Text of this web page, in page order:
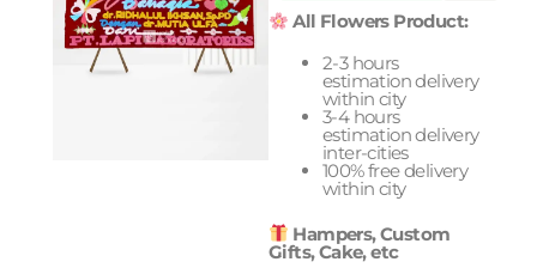
All Flowers Product:
2-3 hours
estimation delivery
within city
3-4 hours
estimation delivery
inter-cities
100% free delivery
within city
Hampers, Custom
Gifts, Cake, etc